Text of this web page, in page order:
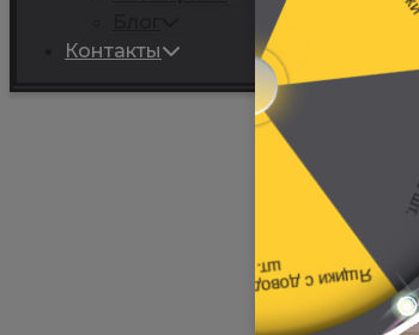
Контакты